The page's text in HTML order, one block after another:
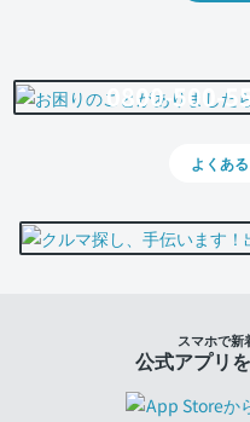
0800-500-
よくあ
スマホで新
公式アプリ